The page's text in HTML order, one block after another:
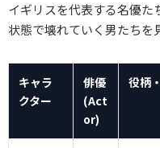
イギリスを代表する名優た
状態で壊れていく男たちを
キャラ
クター
俳優
(Act
or)
役柄